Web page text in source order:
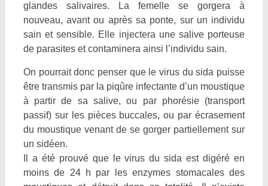
glandes salivaires. La femelle se gorgera à
nouveau, avant ou après sa ponte, sur un individu
sain et sensible. Elle injectera une salive porteuse
de parasites et contaminera ainsi l’individu sain.
On pourrait donc penser que le virus du sida puisse
être transmis par la piqûre infectante d’un moustique
à partir de sa salive, ou par phorésie (transport
passif) sur les pièces buccales, ou par écrasement
du moustique venant de se gorger partiellement sur
un sidéen.
Il a été prouvé que le virus du sida est digéré en
moins de 24 h par les enzymes stomacales des